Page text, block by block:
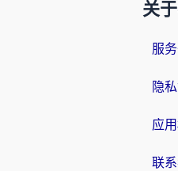
关于
服
隐
应
联系